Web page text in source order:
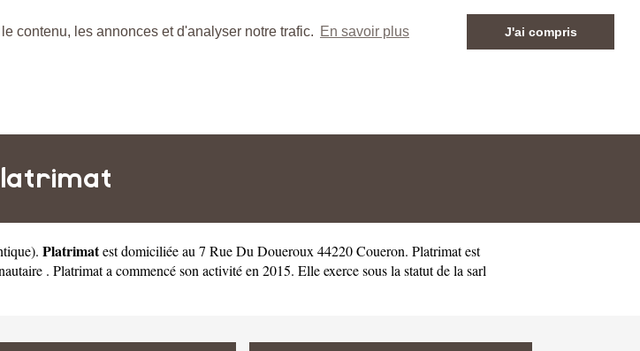
contenu, les annonces et d'analyser notre trafic. En savoir plus J'ai compris
). Platrimatest domiciliée au 7 Rue Du Doueroux 44220 Coueron. Platrimat est
. Platrimat a commencé son activité en 2015. Elle exerce sous la statut de la sarl